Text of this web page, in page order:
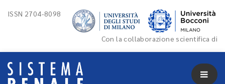
ISSN 2704-8098
Con la collaborazione scientifica di